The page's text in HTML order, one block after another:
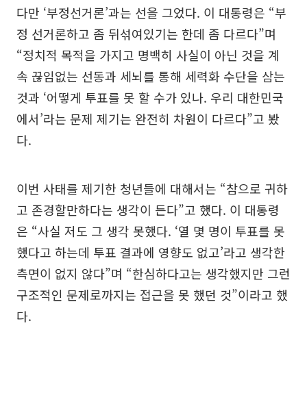
다만 ‘부정선거론’과는 선을 그었다. 이 대통령은 “부
정 선거론하고 좀 뒤섞여있기는 한데 좀 다르다”며
“정치적 목적을 가지고 명백히 사실이 아닌 것을 계
속 끊임없는 선동과 세뇌를 통해 세력화 수단을 삼는
것과 ‘어떻게 투표를 못 할 수가 있나. 우리 대한민국
에서’라는 문제 제기는 완전히 차원이 다르다”고 봤
다.
이번 사태를 제기한 청년들에 대해서는 “참으로 귀하
고 존경할만하다는 생각이 든다”고 했다. 이 대통령
은 “사실 저도 그 생각 못했다. ‘열 몇 명이 투표를 못
했다고 하는데 투표 결과에 영향도 없고’라고 생각한
측면이 없지 않다”며 “한심하다고는 생각했지만 그런
구조적인 문제로까지는 접근을 못 했던 것”이라고 했
다.